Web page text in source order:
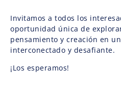
Invitamos a todos los
oportunidad única de
pensamiento y creación en
interconectado y desafiante.
¡Los esperamos!